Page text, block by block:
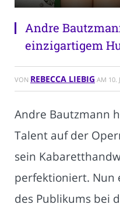
Andre
einzigartigem
VON REBECCA LIEBIG AM 10.
Andre Bautzmann
Talent auf der
sein
perfektioniert. Nun
des Publikums bei